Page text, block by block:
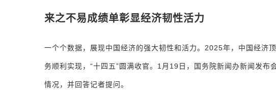
来之不易成绩单彰显经济韧性活力
一个个数据，展现中国经济的强大韧性和活力。2025年，中国经济
务顺利实现，“十四五”圆满收官。1月19日，国务院新闻办新闻发
情况，并回答记者提问。